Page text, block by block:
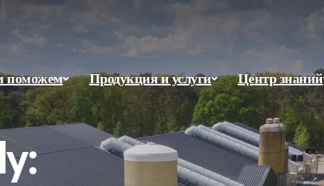
поможем Продукция и услуги Центр знаний